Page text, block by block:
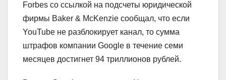
Forbes со ссылкой на подсчеты юридической
фирмы Baker & McKenzie сообщал, что если
YouTube не разблокирует канал, то сумма
штрафов компании Google в течение семи
месяцев достигнет 94 триллионов рублей.